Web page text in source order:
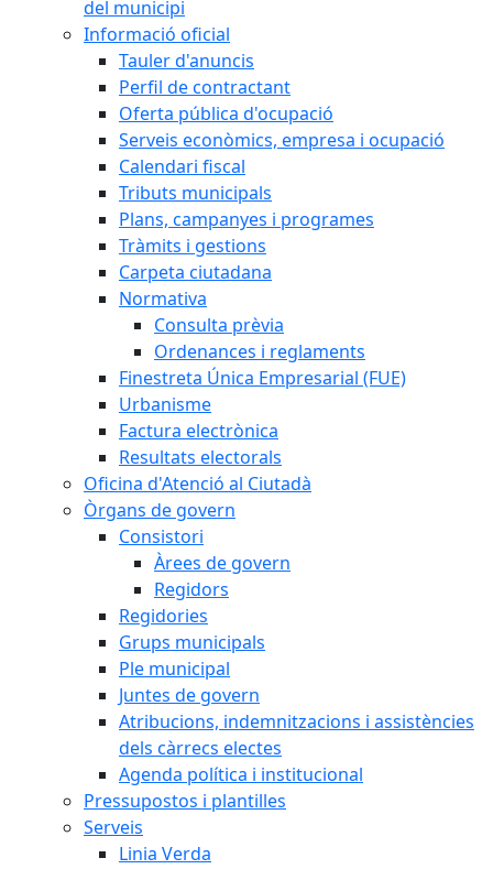
del municipi
Informació oficial
Tauler d'anuncis
Perfil de contractant
Oferta pública d'ocupació
Serveis econòmics, empresa i ocupació
Calendari fiscal
Tributs municipals
Plans, campanyes i programes
Tràmits i gestions
Carpeta ciutadana
Normativa
Consulta prèvia
Ordenances i reglaments
Finestreta Única Empresarial (FUE)
Urbanisme
Factura electrònica
Resultats electorals
Oficina d'Atenció al Ciutadà
Òrgans de govern
Consistori
Àrees de govern
Regidors
Regidories
Grups municipals
Ple municipal
Juntes de govern
Atribucions, indemnitzacions i assistències
dels càrrecs electes
Agenda política i institucional
Pressupostos i plantilles
Serveis
Linia Verda